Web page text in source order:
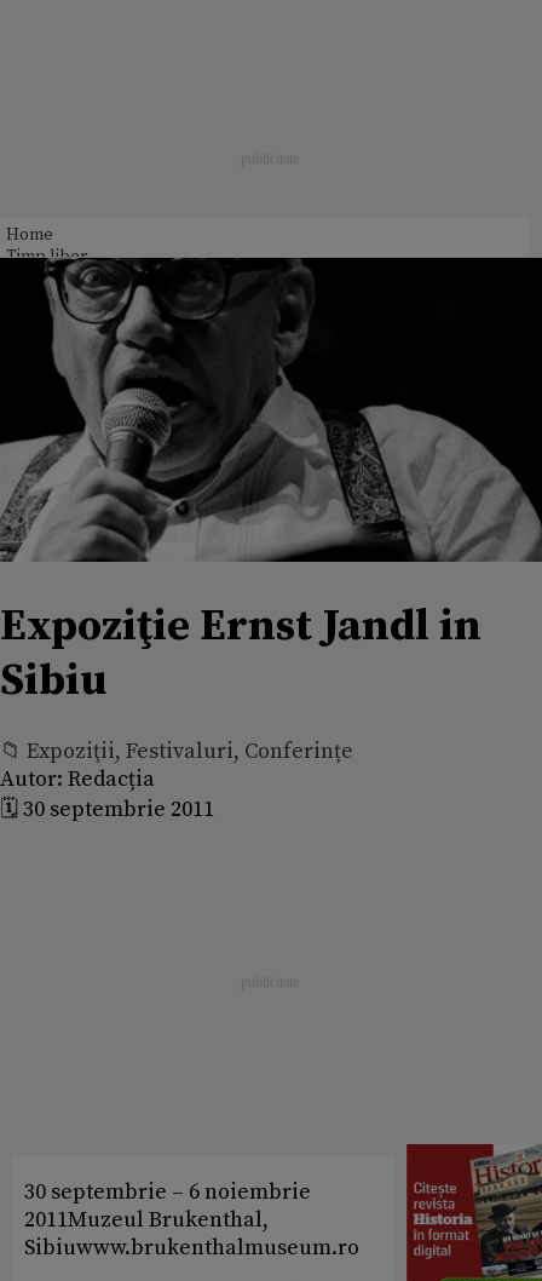
Home
Timp liber
Expoziţie Ernst Jandl in
Sibiu
📁 Expoziţii, Festivaluri, Conferințe
Autor: Redacția
🗓️ 30 septembrie 2011
30 septembrie – 6 noiembrie
2011Muzeul Brukenthal,
Sibiuwww.brukenthalmuseum.ro